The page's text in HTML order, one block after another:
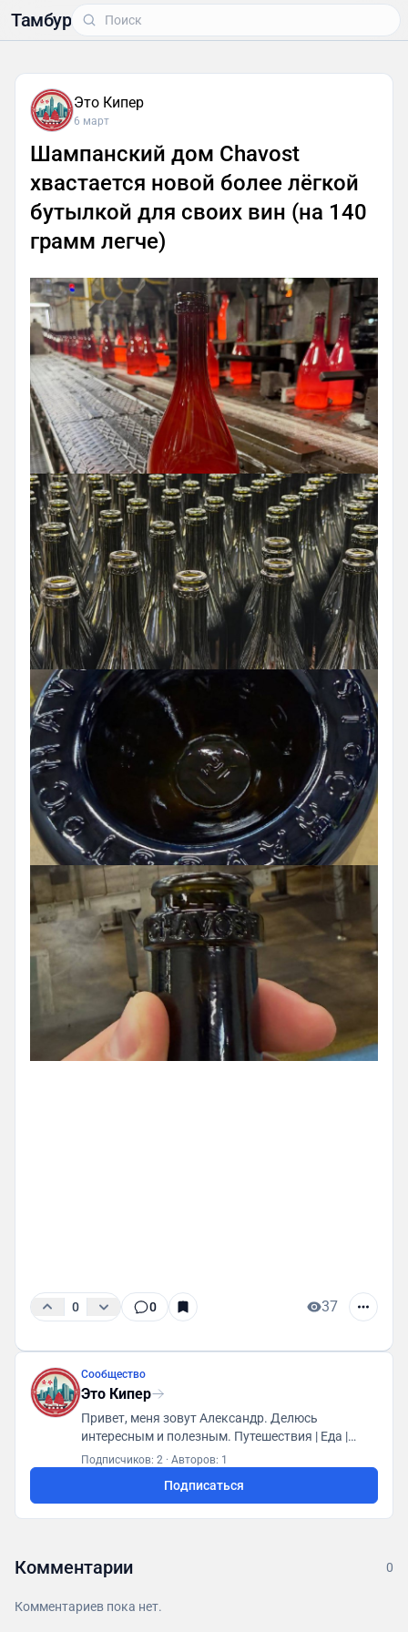
Тамбур
Это Кипер
6 март
Шампанский дом Chavost
хвастается новой более лёгкой
бутылкой для своих вин (на 140
грамм легче)
0 0 37
Сообщество
Это Кипер
Привет, меня зовут Александр. Делюсь
интересным и полезным. Путешествия | Еда |
Впечатления | Немного про работу Отвечаю за
вино) - @vkusvillwine Иногда пишу в
Подписчиков: 2 · Авторов: 1
Подписаться
Комментарии 0
Комментариев пока нет.